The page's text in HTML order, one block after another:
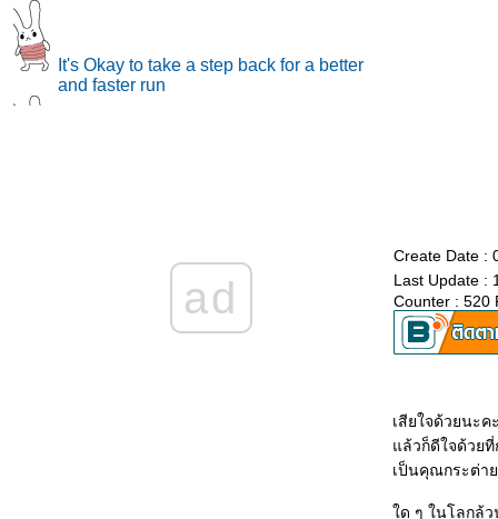
It's Okay to take a step back for a better
and faster run
Gimme a Little Peace in Mind
ad
Create Date :
Last Update :
Counter : 520
เสียใจด้วยนะค
ล้วก็ดีใจด้วยที่
เป็นคุณกระต่า
ด ๆ ในโลกล้ว